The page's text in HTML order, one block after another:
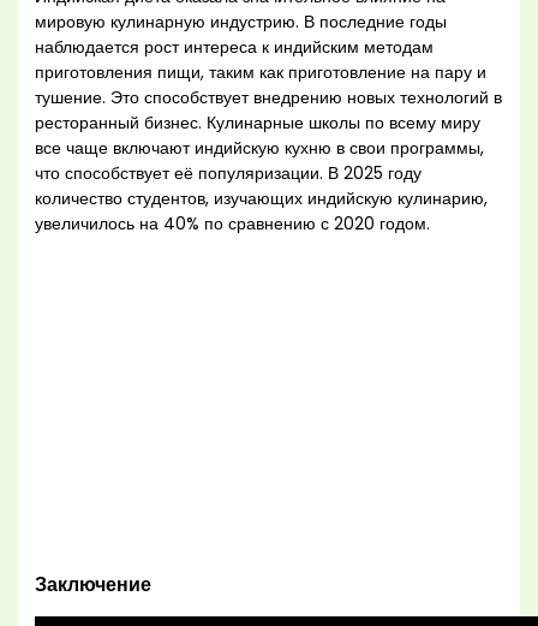
мировую кулинарную индустрию. В последние годы
наблюдается рост интереса к индийским методам
приготовления пищи, таким как приготовление на пару и
тушение. Это способствует внедрению новых технологий в
ресторанный бизнес. Кулинарные школы по всему миру
все чаще включают индийскую кухню в свои программы,
что способствует её популяризации. В 2025 году
количество студентов, изучающих индийскую кулинарию,
увеличилось на 40% по сравнению с 2020 годом.
Заключение